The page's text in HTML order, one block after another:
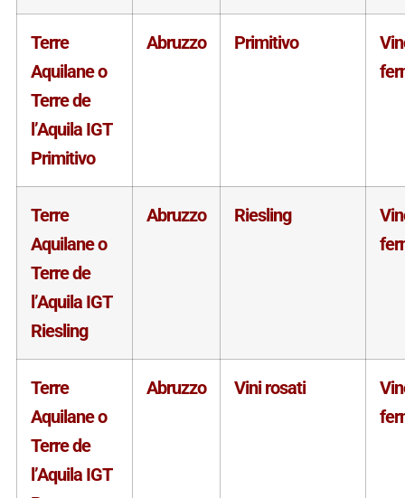
Terre
Aquilane o
Terre de
l’Aquila IGT
Primitivo
Abruzzo Primitivo
Terre
Aquilane o
Terre de
l’Aquila IGT
Riesling
Abruzzo Riesling
Terre
Aquilane o
Terre de
l’Aquila IGT
Abruzzo Vini rosati